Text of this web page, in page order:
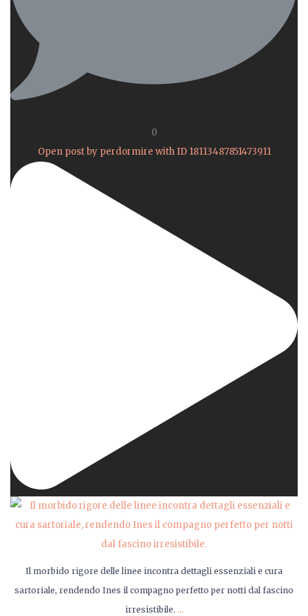
0
Open post by perdormire with ID 18113487851473911
Il morbido rigore delle linee incontra dettagli essenziali e cura
sartoriale, rendendo Ines il compagno perfetto per notti dal fascino
irresistibile. ...